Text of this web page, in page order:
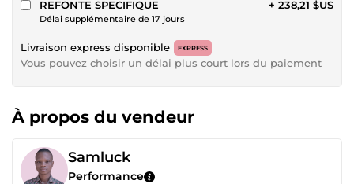
REFONTE SPECIFIQUE
Délai supplémentaire de 17 jours
+ 238,21 $US
Livraison express disponible EXPRESS
Vous pouvez choisir un délai plus court lors du paiement
À propos du vendeur
Samluck
Performance